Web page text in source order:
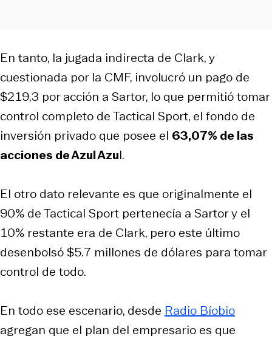
En tanto, la jugada indirecta de Clark, y
cuestionada por la CMF, involucró un pago de
$219,3 por acción a Sartor, lo que permitió tomar
control completo de Tactical Sport, el fondo de
inversión privado que posee el 63,07% de las
acciones de Azul Azul.
El otro dato relevante es que originalmente el
90% de Tactical Sport pertenecía a Sartor y el
10% restante era de Clark, pero este último
desenbolsó $5.7 millones de dólares para tomar
control de todo.
En todo ese escenario, desde Radio Bíobio
agregan que el plan del empresario es que